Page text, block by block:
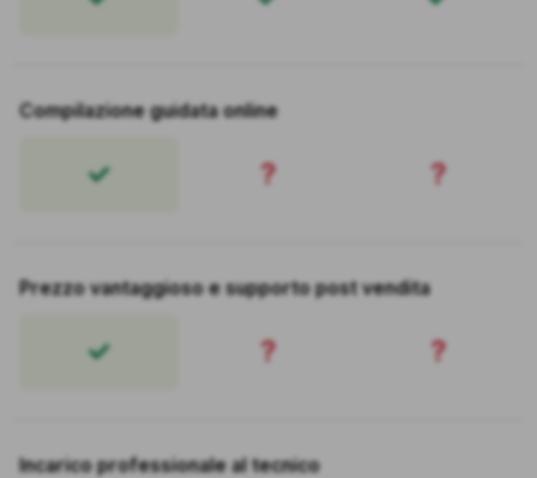
Compilazione guidata online
? ?
Prezzo vantaggioso e supporto post vendita
? ?
Incarico professionale al tecnico